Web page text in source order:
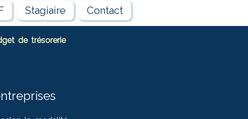
Stagiaire Contact
de trésorerie